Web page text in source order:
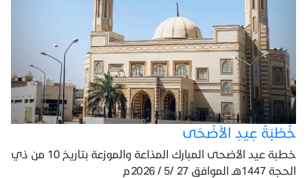
خُطْبَةُ عِيدِ الأَضْحَى
خطبة عيد الأضحى المبارك المذاعة والموزعة بتاريخ 10 من ذي
الحجة 1447هـ الموافق 27 /5 / 2026م